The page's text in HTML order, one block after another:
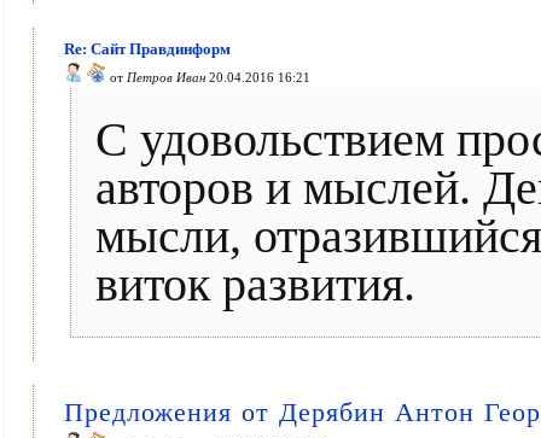
Re: Сайт Правдинформ
от Петров Иван 20.04.2016 16:21
С удовольствием
авторов и мыслей.
мысли, отразившийся
виток развития.
Предложения от Дерябин Антон